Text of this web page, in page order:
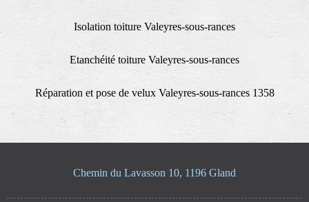
Isolation toiture Valeyres-sous-rances
Etanchéité toiture Valeyres-sous-rances
Réparation et pose de velux Valeyres-sous-rances 1358
Chemin du Lavasson 10, 1196 Gland